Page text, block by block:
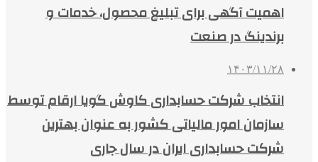
اهمیت آگهی برای تبلیغ محصول، خدمات و
برندینگ در صنعت
۱۴۰۳/۱۱/۲۸
انتخاب شرکت حسابداری کاوش گویا ارقام توسط
سازمان امور مالیاتی کشور به عنوان بهترین
شرکت حسابداری ایران در سال جاری